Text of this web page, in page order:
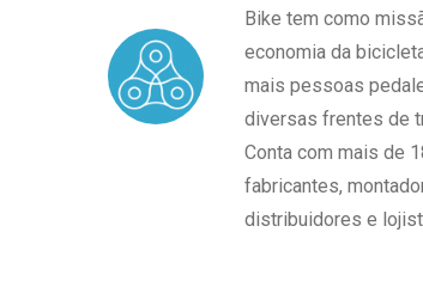
Bike tem como
economia da
mais pessoas
diversas frentes de
Conta com mais de
fabricantes,
distribuidores e